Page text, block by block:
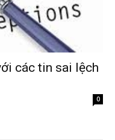
các tin sai lệch
0